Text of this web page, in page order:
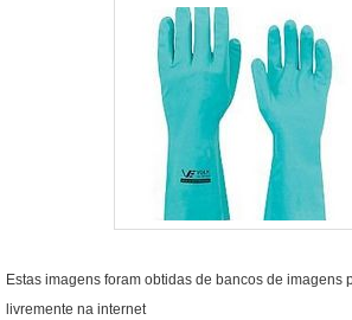
Estas imagens foram obtidas de bancos de imagens
livremente na internet